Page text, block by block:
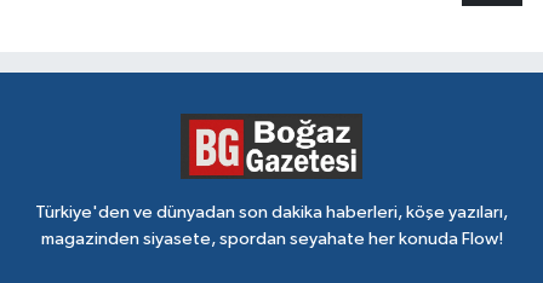
Türkiye'den ve dünyadan son dakika haberleri, köşe yazıları,
magazinden siyasete, spordan seyahate her konuda Flow!